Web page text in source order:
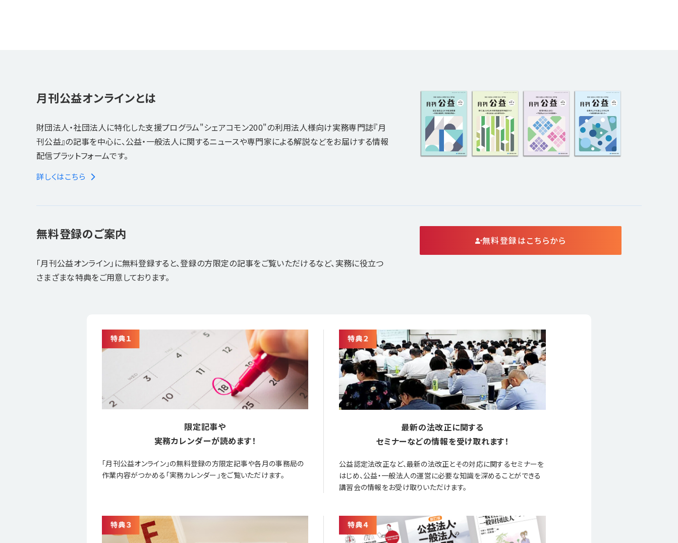
月刊公益オンラインとは
財団法人・社団法人に特化した支援プログラム"シェアコモン200"の利用法人様向け実務専門誌『月
刊公益』の記事を中心に、公益・一般法人に関するニュースや専門家による解説などをお届けする情報
配信プラットフォームです。
詳しくはこちら
無料登録のご案内
「月刊公益オンライン」に無料登録すると、登録の方限定の記事をご覧いただけるなど、実務に役立つ
さまざまな特典をご用意しております。
無料登録はこちらから
限定記事や
実務カレンダーが読めます！
「月刊公益オンライン」の無料登録の方限定記事や各月の事務局の
作業内容がつかめる「実務カレンダー」をご覧いただけます。
最新の法改正に関する
セミナーなどの情報を受け取れます！
公益認定法改正など、最新の法改正とその対応に関するセミナーを
はじめ、公益・一般法人の運営に必要な知識を深めることができる
講習会の情報をお受け取りいただけます。